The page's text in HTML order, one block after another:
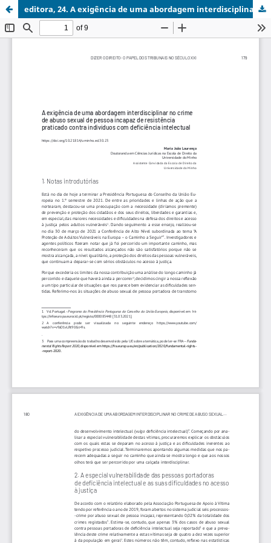
editora, 24. A exigência de uma abordagem interdisciplinar no crime.pdf